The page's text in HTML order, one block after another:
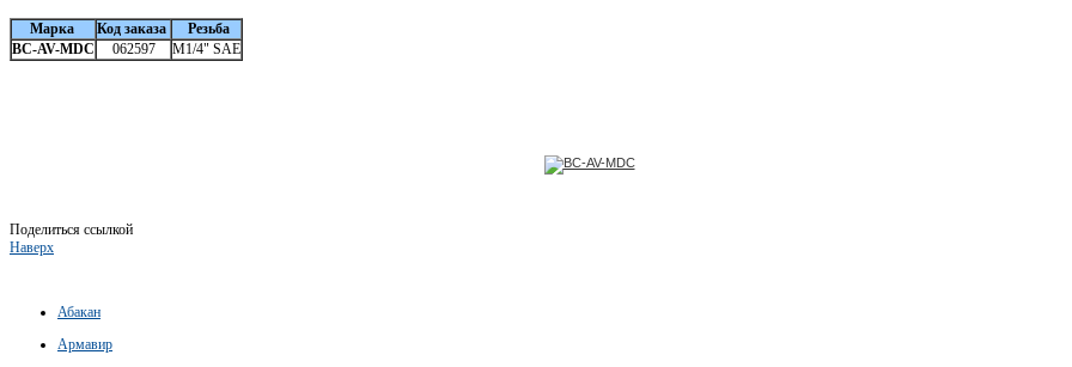
Марка Код заказа
Резьба
BC-AV-MDC
062597 М1/4" SAE
Поделиться ссылкой
Наверх
Абакан
Армавир